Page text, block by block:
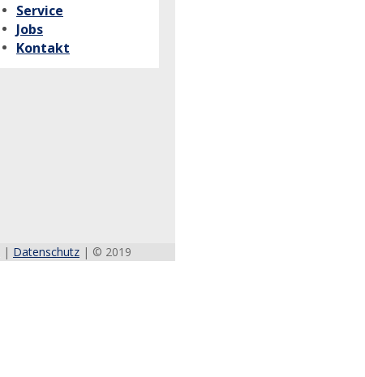
Service
Jobs
Kontakt
| Datenschutz | © 2019